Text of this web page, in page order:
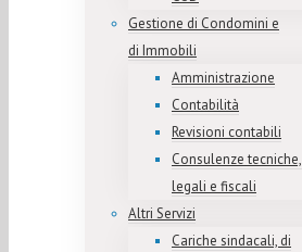
Gestione di Condomini e
di Immobili
Amministrazione
Contabilità
Revisioni contabili
Consulenze tecniche,
legali e fiscali
Altri Servizi
Cariche sindacali, di